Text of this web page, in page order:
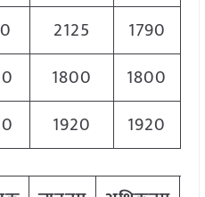
2125
1790
1800
1800
1920 1920